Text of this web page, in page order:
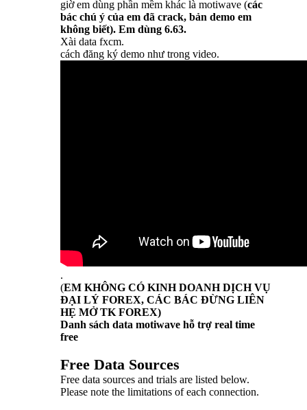
giờ em dùng phần mềm khác là motiwave (các
bác chú ý của em đã crack, bản demo em
không biết). Em dùng 6.63.
Xài data fxcm.
cách đăng ký demo như trong video.
.
(EM KHÔNG CÓ KINH DOANH DỊCH VỤ
ĐẠI LÝ FOREX, CÁC BÁC ĐỪNG LIÊN
HẸ MỞ TK FOREX)
Danh sách data motiwave hỗ trợ real time
free
Free Data Sources
Free data sources and trials are listed below.
Please note the limitations of each connection.